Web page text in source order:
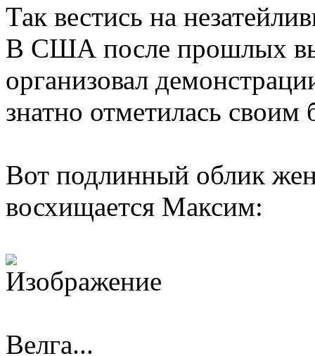
Так вестись на
В США после прошлых
организовал
знатно отметилась
Вот подлинный облик
восхищается Максим:
Велга...